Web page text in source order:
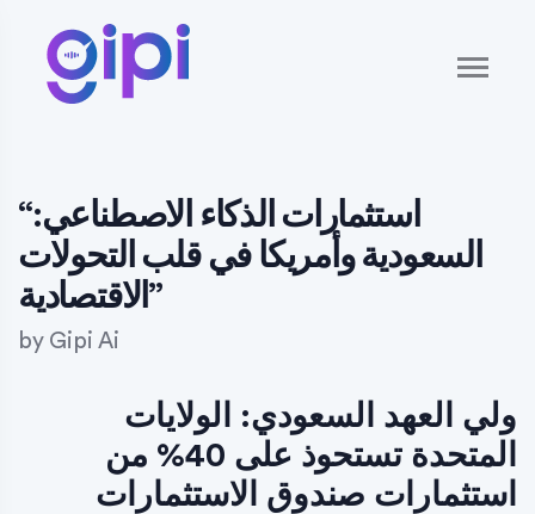
“استثمارات الذكاء الاصطناعي:
السعودية وأمريكا في قلب التحولات
الاقتصادية”
by Gipi Ai
ولي العهد السعودي: الولايات
المتحدة تستحوذ على 40% من
استثمارات صندوق الاستثمارات